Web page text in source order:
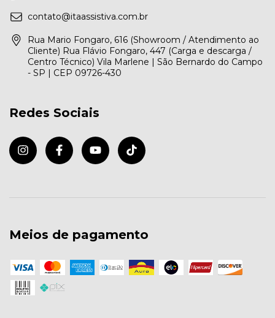
contato@itaassistiva.com.br
Rua Mario Fongaro, 616 (Showroom / Atendimento ao
Cliente) Rua Flávio Fongaro, 447 (Carga e descarga /
Centro Técnico) Vila Marlene | São Bernardo do Campo
- SP | CEP 09726-430
Redes Sociais
Meios de pagamento